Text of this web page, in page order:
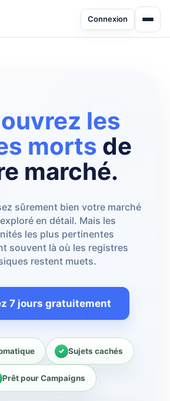
Connexion
les
morts de
marché.
sûrement bien votre marché
en détail. Mais les
les plus pertinentes
souvent là où les registres
restent muets.
7 jours gratuitement
Sujets cachés
Prêt pour Campaigns